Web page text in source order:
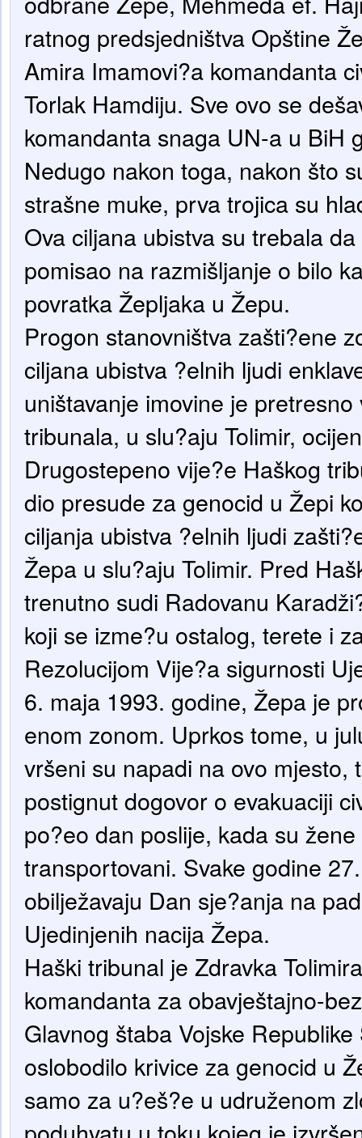
ratnog predsjedništva Opštine
Amira Imamovi?a komandanta
Torlak Hamdiju. Sve ovo se
komandanta snaga UN-a u BiH
Nedugo nakon toga, nakon što
strašne muke, prva trojica su
Ova ciljana ubistva su trebala
pomisao na razmišljanje o bilo
povratka Žepljaka u Žepu.
Progon stanovništva zašti?ene
ciljana ubistva ?elnih ljudi
uništavanje imovine je
tribunala, u slu?aju Tolimir,
Drugostepeno vije?e Haškog
dio presude za genocid u Žepi
ciljanja ubistva ?elnih ljudi
Žepa u slu?aju Tolimir. Pred
trenutno sudi Radovanu
koji se izme?u ostalog, terete i
Rezolucijom Vije?a sigurnosti
6. maja 1993. godine, Žepa je
enom zonom. Uprkos tome, u
vršeni su napadi na ovo mjesto,
postignut dogovor o evakuaciji
po?eo dan poslije, kada su
transportovani. Svake godine
obilježavaju Dan sje?anja na
Ujedinjenih nacija Žepa.
Haški tribunal je Zdravka
komandanta za obavještajno-
Glavnog štaba Vojske
oslobodilo krivice za genocid u
samo za u?eš?e u udruženom